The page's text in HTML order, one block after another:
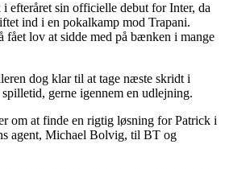
efteråret sin officielle debut for Inter, da
ind i en pokalkamp mod Trapani.
fået lov at sidde med på bænken i mange
dog klar til at tage næste skridt i
gerne igennem en udlejning.
om at finde en rigtig løsning for Patrick i
agent, Michael Bolvig, til BT og